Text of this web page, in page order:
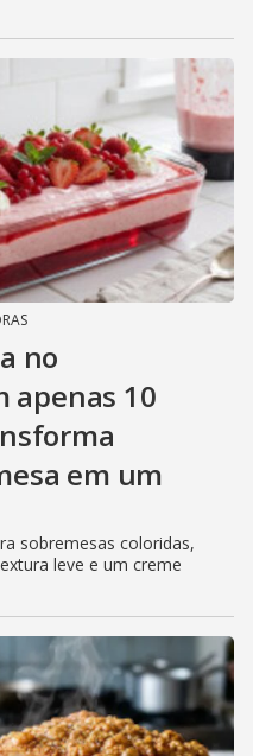
no
apenas 10
em um
sobremesas coloridas,
leve e um creme